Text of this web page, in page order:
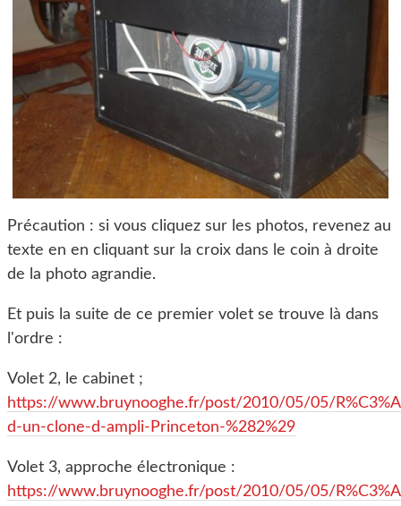
Précaution : si vous cliquez sur les photos, revenez au
texte en en cliquant sur la croix dans le coin à droite
de la photo agrandie.
Et puis la suite de ce premier volet se trouve là dans
l'ordre :
Volet 2, le cabinet ;
https://www.bruynooghe.fr/post/2010/05/05/
d-un-clone-d-ampli-Princeton-%282%29
Volet 3, approche électronique :
https://www.bruynooghe.fr/post/2010/05/05/